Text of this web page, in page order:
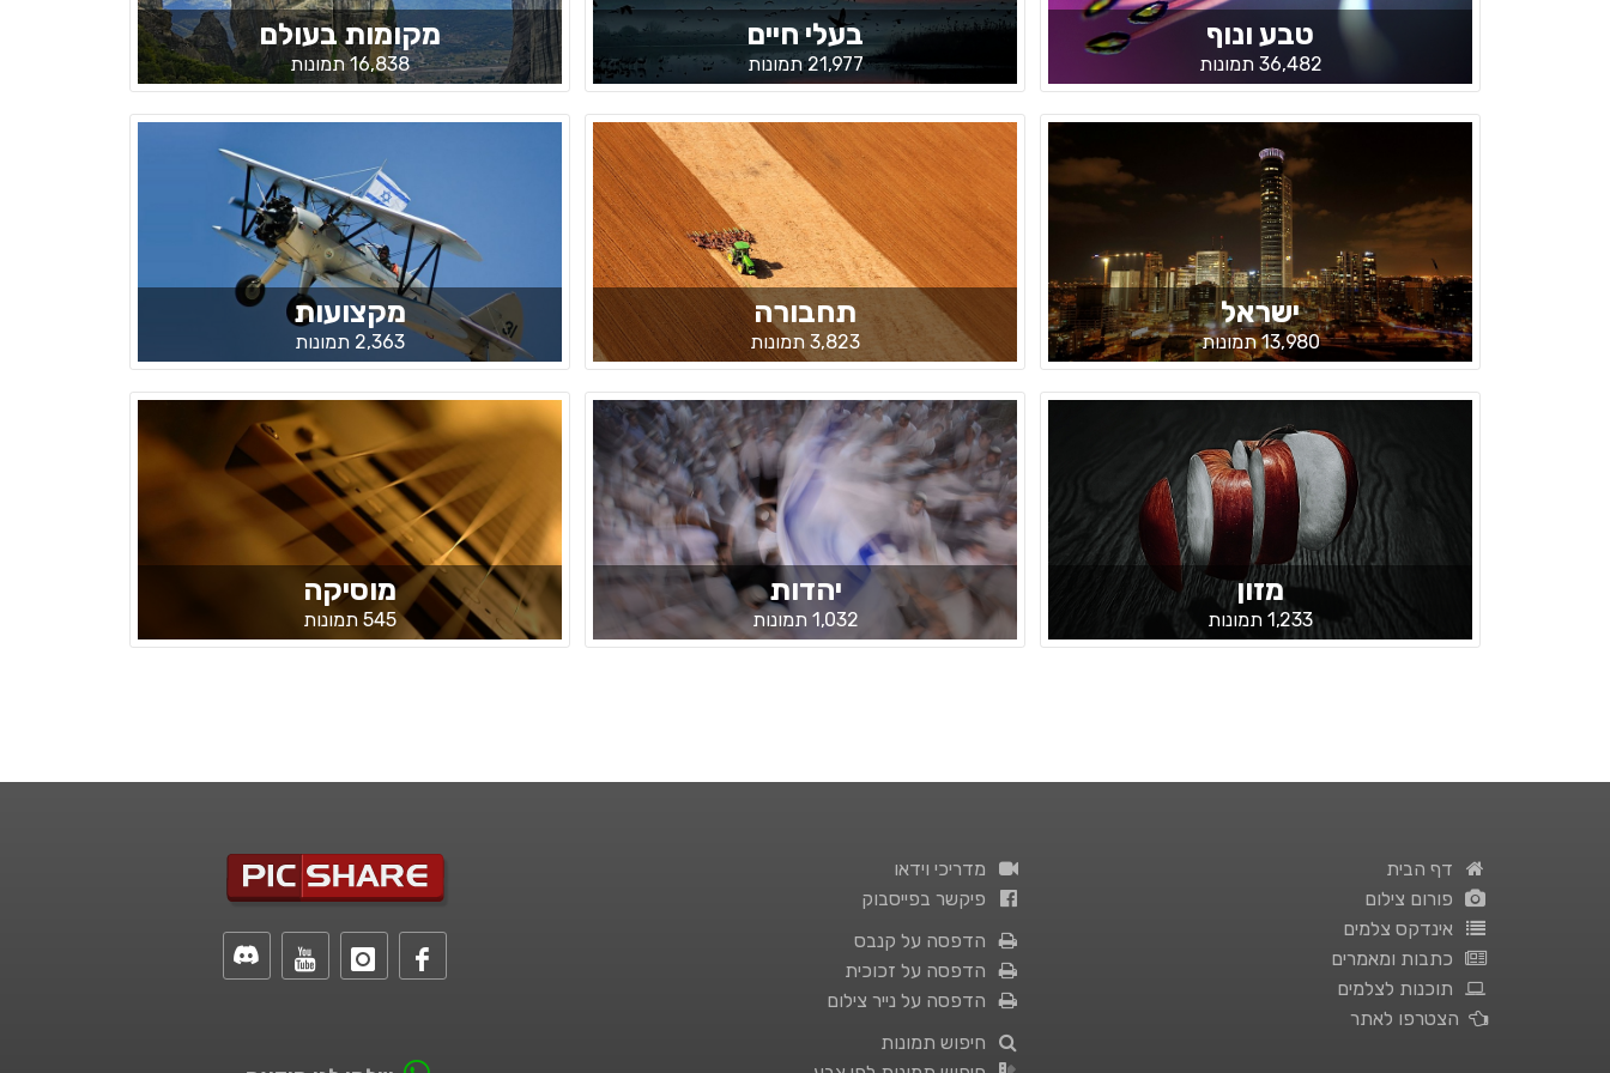
טבע ונוף
36,482 תמונות
בעלי חיים
21,977 תמונות
מקומות בעולם
16,838 תמונות
ישראל
13,980 תמונות
תחבורה
3,823 תמונות
מקצועות
2,363 תמונות
מזון
1,233 תמונות
יהדות
1,032 תמונות
מוסיקה
545 תמונות
מדריכי וידאו
פיקשר בפייסבוק
הדפסה על קנבס
הדפסה על זכוכית
הדפסה על נייר צילום
חיפוש תמונות
דף הבית
פורום צילום
אינדקס צלמים
כתבות ומאמרים
תוכנות לצלמים
הצטרפו לאתר